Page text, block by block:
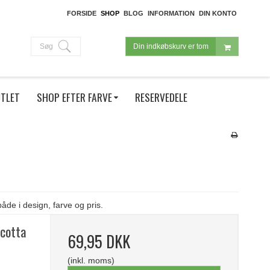
FORSIDE SHOP BLOG INFORMATION DIN KONTO
Din indkøbskurv er tom
Søg
SHOP EFTER FARVE RESERVEDELE
i design, farve og pris.
69,95 DKK
(inkl. moms)